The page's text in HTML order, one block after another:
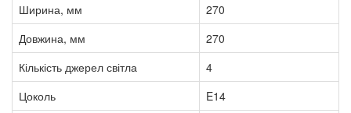
Ширина, мм
270
Довжина, мм
270
Кількість джерел світла
4
Цоколь
E14